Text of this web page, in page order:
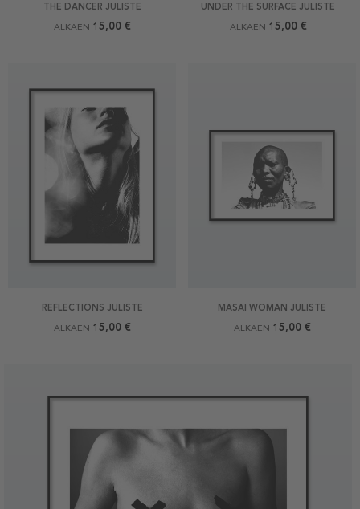
THE DANCER JULISTE
ALKAEN 15,00 €
UNDER THE SURFACE JULISTE
ALKAEN 15,00 €
REFLECTIONS JULISTE
ALKAEN 15,00 €
MASAI WOMAN JULISTE
ALKAEN 15,00 €